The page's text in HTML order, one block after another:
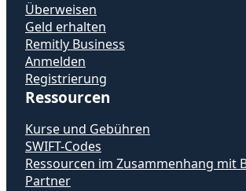
Überweisen
Geld erhalten
Remitly Business
Anmelden
Registrierung
Ressourcen
Kurse und Gebühren
SWIFT-Codes
Ressourcen im Zusammenhang mit
Partner